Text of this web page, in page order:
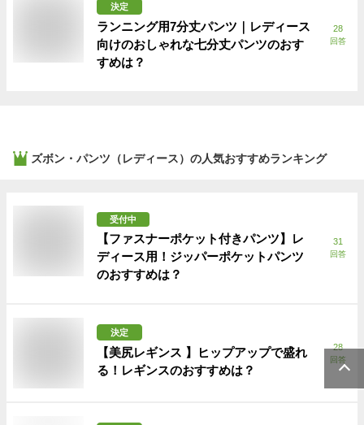
決定
ランニング用7分丈パンツ｜レディース
向けのおしゃれな七分丈パンツのおす
すめは？
28
回答
ズボン・パンツ（レディース） の人気おすすめランキング
受付中
【ファスナーポケット付きパンツ】レ
ディース用！ジッパーポケットパンツ
のおすすめは？
31
回答
決定
【美尻レギンス 】ヒップアップで盛れ
る！レギンスのおすすめは？
28
回答